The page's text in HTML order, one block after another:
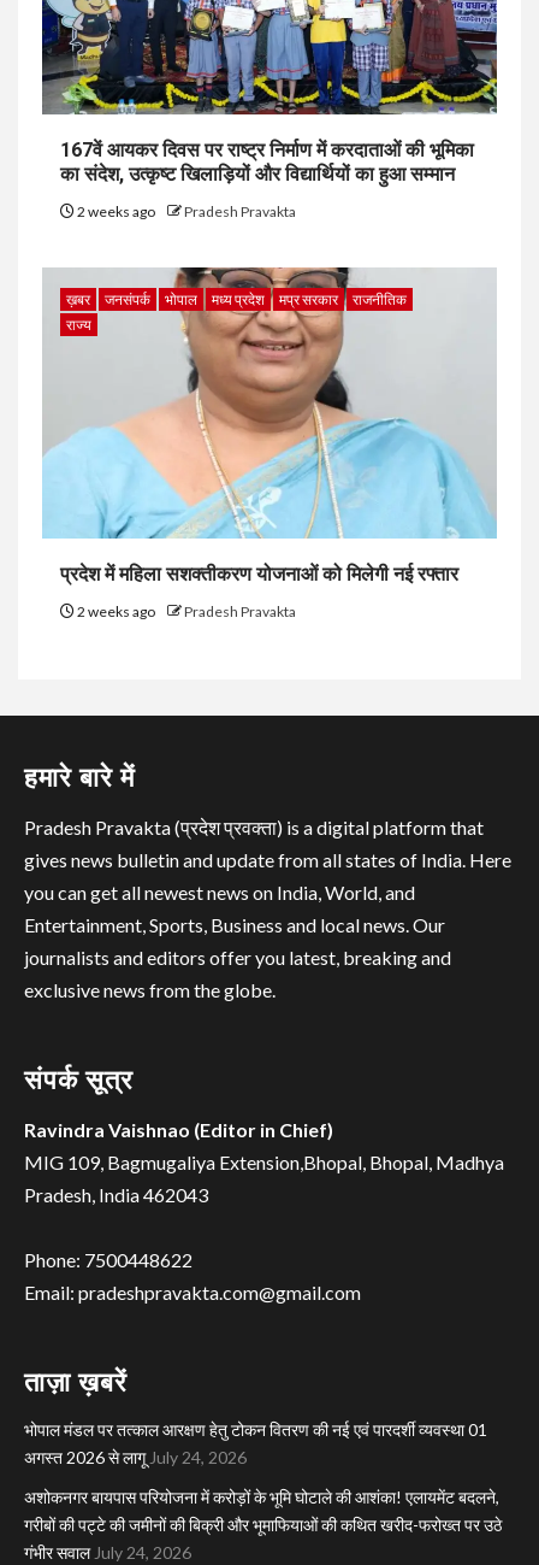
167वें आयकर दिवस पर राष्ट्र निर्माण में करदाताओं की भूमिका
का संदेश, उत्कृष्ट खिलाड़ियों और विद्यार्थियों का हुआ सम्मान
2 weeks ago Pradesh Pravakta
ख़बर जनसंपर्क भोपाल मध्य प्रदेश मप्र सरकार
राजनीतिक
राज्य
प्रदेश में महिला सशक्तीकरण योजनाओं को मिलेगी नई रफ्तार
2 weeks ago Pradesh Pravakta
हमारे बारे में
Pradesh Pravakta (प्रदेश प्रवक्ता) is a digital platform that
gives news bulletin and update from all states of India. Here
you can get all newest news on India, World, and
Entertainment, Sports, Business and local news. Our
journalists and editors offer you latest, breaking and
exclusive news from the globe.
संपर्क सूत्र
Ravindra Vaishnao (Editor in Chief)
MIG 109, Bagmugaliya Extension,Bhopal, Bhopal, Madhya
Pradesh, India 462043
Phone: 7500448622
Email: pradeshpravakta.com@gmail.com
ताज़ा ख़बरें
भोपाल मंडल पर तत्काल आरक्षण हेतु टोकन वितरण की नई एवं पारदर्शी व्यवस्था 01
अगस्त 2026 से लागू July 24, 2026
अशोकनगर बायपास परियोजना में करोड़ों के भूमि घोटाले की आशंका! एलायमेंट बदलने,
गरीबों की पट्टे की जमीनों की बिक्री और भूमाफियाओं की कथित खरीद-फरोख्त पर उठे
गंभीर सवाल July 24, 2026